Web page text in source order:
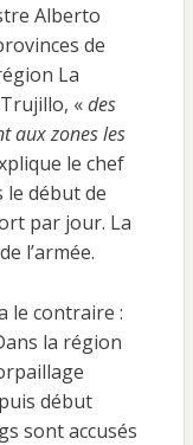
Alberto
de
La
«des
aux zones les
le chef
début de
par jour. La
l’armée.
le contraire :
la région
début
sont accusés